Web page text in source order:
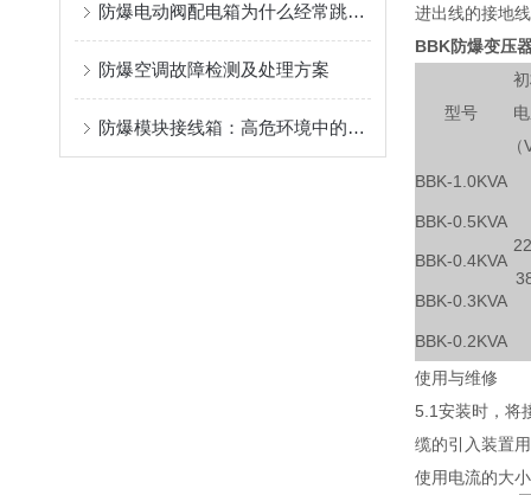
防爆电动阀配电箱为什么经常跳闸呢?
防爆空调故障检测及处理方案
防爆模块接线箱：高危环境中的电气安全守护者
进出线的接地
BBK防爆变压
型号
BBK-1.0KVA
BBK-0.5KVA
BBK-0.4KVA
BBK-0.3KVA
BBK-0.2KVA
使用与维修
5.1安装时，将
缆的引入装置
使用电流的大